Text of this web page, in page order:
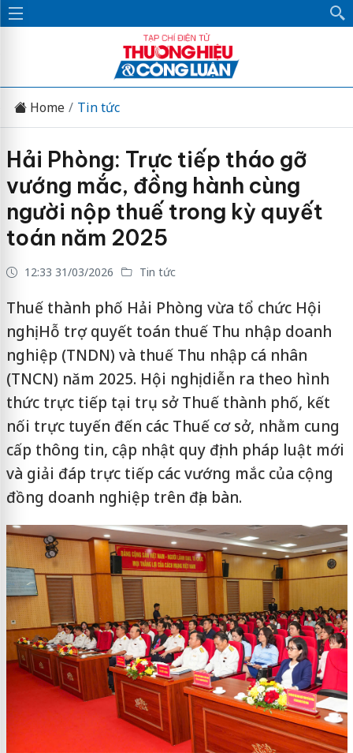
Home Tin tức
Hải Phòng: Trực tiếp tháo gỡ
vướng mắc, đồng hành cùng
người nộp thuế trong kỳ quyết
toán năm 2025
12:33 31/03/2026 Tin tức
Thuế thành phố Hải Phòng vừa tổ chức Hội
nghị Hỗ trợ quyết toán thuế Thu nhập doanh
nghiệp (TNDN) và thuế Thu nhập cá nhân
(TNCN) năm 2025. Hội nghị diễn ra theo hình
thức trực tiếp tại trụ sở Thuế thành phố, kết
nối trực tuyến đến các Thuế cơ sở, nhằm cung
cấp thông tin, cập nhật quy định pháp luật mới
và giải đáp trực tiếp các vướng mắc của cộng
đồng doanh nghiệp trên địa bàn.